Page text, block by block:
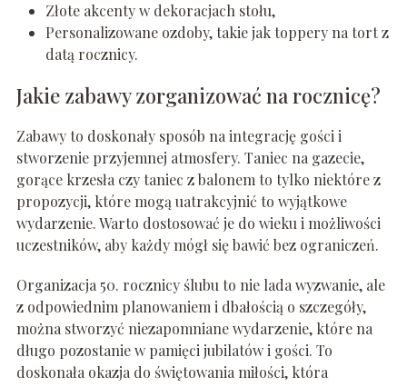
Złote akcenty w dekoracjach stołu,
Personalizowane ozdoby, takie jak toppery na tort z
datą rocznicy.
Jakie zabawy zorganizować na rocznicę?
Zabawy to doskonały sposób na integrację gości i
stworzenie przyjemnej atmosfery. Taniec na gazecie,
gorące krzesła czy taniec z balonem to tylko niektóre z
propozycji, które mogą uatrakcyjnić to wyjątkowe
wydarzenie. Warto dostosować je do wieku i możliwości
uczestników, aby każdy mógł się bawić bez ograniczeń.
Organizacja 50. rocznicy ślubu to nie lada wyzwanie, ale
z odpowiednim planowaniem i dbałością o szczegóły,
można stworzyć niezapomniane wydarzenie, które na
długo pozostanie w pamięci jubilatów i gości. To
doskonała okazja do świętowania miłości, która